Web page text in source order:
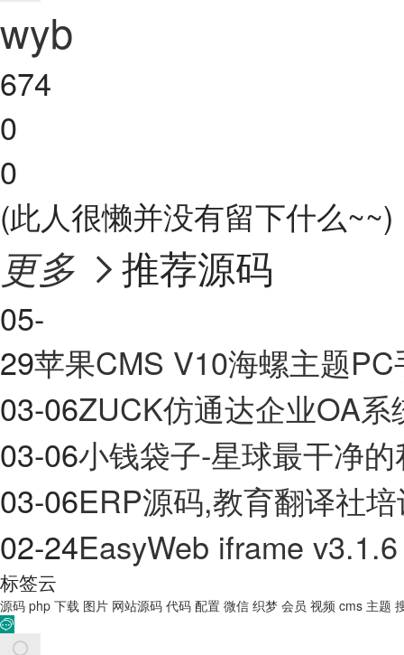
wyb
674
0
0
(此人很懒并没有留下什么~~)
更多  推荐源码
05-
29苹果CMS V10海螺主题
03-06ZUCK仿通达企业OA系
03-06小钱袋子-星球最干净
03-06ERP源码,教育翻译社
02-24EasyWeb iframe v3.1.6
标签云
源码 php 下载 图片 网站源码 代码 配置 微信 织梦 会员 视频 cms 主题
